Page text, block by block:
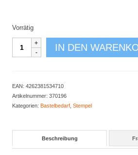
Vorrätig
Fingerstempel
ABC
IN DEN
EAN: 4262381534710
Artikelnummer: 370196
Kategorien: Bastelbedarf Stempel
Beschreibung